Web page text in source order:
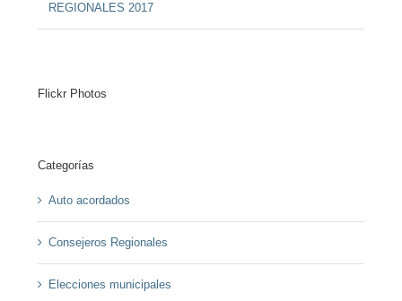
REGIONALES 2017
Flickr Photos
Categorías
Auto acordados
Consejeros Regionales
Elecciones municipales